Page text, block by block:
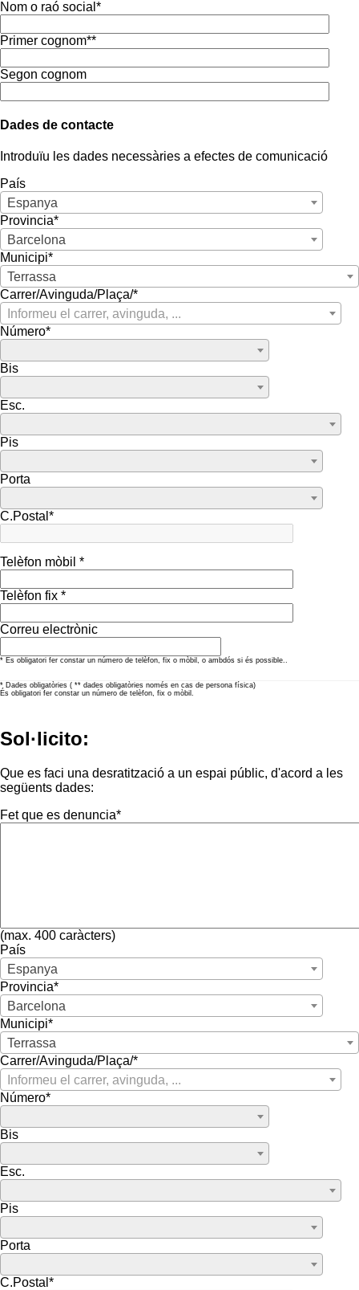
Nom o raó social*
Primer cognom**
Segon cognom
Dades de contacte
Introduïu les dades necessàries a efectes de comunicació
País
Espanya
Provincia*
Barcelona
Municipi*
Terrassa
Carrer/Avinguda/Plaça/*
Informeu el carrer, avinguda, ...
Número*
Bis
Esc.
Pis
Porta
C.Postal*
Telèfon mòbil *
Telèfon fix *
Correu electrònic
* Es obligatori fer constar un número de telèfon, fix o mòbil, o ambdós si és possible..
* Dades obligatòries ( ** dades obligatòries només en cas de persona física)
És obligatori fer constar un número de telèfon, fix o mòbil.
Sol·licito:
Que es faci una desratització a un espai públic, d'acord a les
següents dades:
Fet que es denuncia*
(max. 400 caràcters)
País
Espanya
Provincia*
Barcelona
Municipi*
Terrassa
Carrer/Avinguda/Plaça/*
Informeu el carrer, avinguda, ...
Número*
Bis
Esc.
Pis
Porta
C.Postal*